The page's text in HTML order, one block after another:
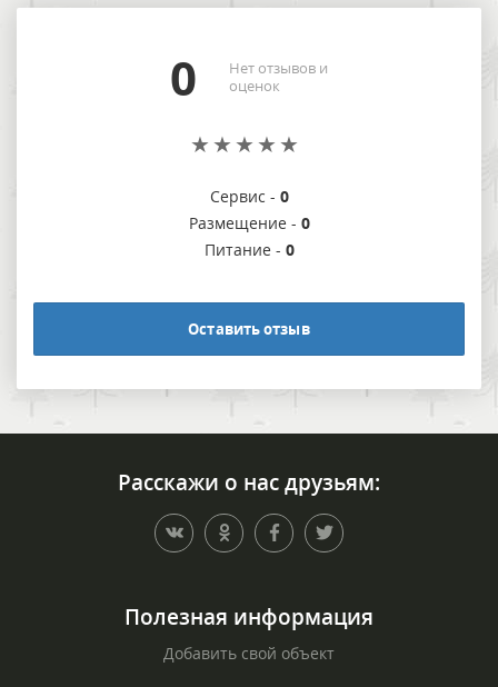
0
Нет отзывов и
оценок
Сервис - 0
Размещение - 0
Питание - 0
Оставить отзыв
Расскажи о нас друзьям:
Полезная информация
Добавить свой объект